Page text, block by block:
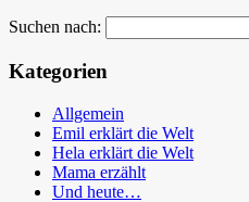
Suchen nach:
Kategorien
Allgemein
Emil erklärt die Welt
Hela erklärt die Welt
Mama erzählt
Und heute…